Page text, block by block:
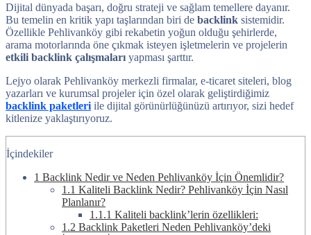
Dijital dünyada başarı, doğru strateji ve sağlam temellere dayanır.
Bu temelin en kritik yapı taşlarından biri de backlink sistemidir.
Özellikle Pehlivanköy gibi rekabetin yoğun olduğu şehirlerde,
arama motorlarında öne çıkmak isteyen işletmelerin ve projelerin
etkili backlink çalışmaları yapması şarttır.
Lejyo olarak Pehlivanköy merkezli firmalar, e-ticaret siteleri, blog
yazarları ve kurumsal projeler için özel olarak geliştirdiğimiz
backlink paketleri ile dijital görünürlüğünüzü artırıyor, sizi hedef
kitlenize yaklaştırıyoruz.
İçindekiler
1 Backlink Nedir ve Neden Pehlivanköy İçin Önemlidir?
1.1 Kaliteli Backlink Nedir? Pehlivanköy İçin Nasıl
Planlanır?
1.1.1 Kaliteli backlink’lerin özellikleri:
1.2 Backlink Paketleri Neden Pehlivanköy’deki